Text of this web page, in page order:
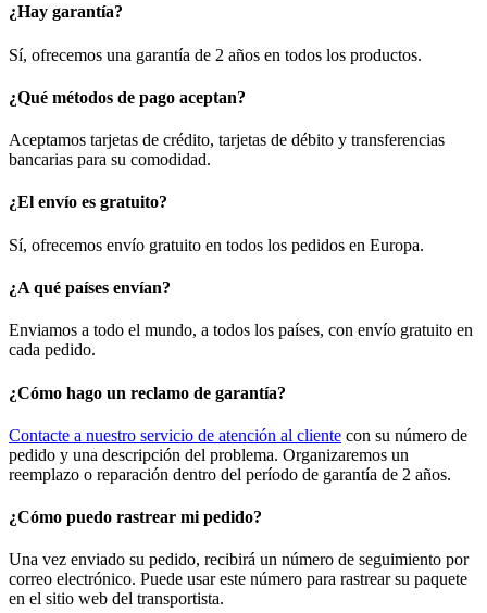
¿Hay garantía?
Sí, ofrecemos una garantía de 2 años en todos los productos.
¿Qué métodos de pago aceptan?
Aceptamos tarjetas de crédito, tarjetas de débito y transferencias
bancarias para su comodidad.
¿El envío es gratuito?
Sí, ofrecemos envío gratuito en todos los pedidos en Europa.
¿A qué países envían?
Enviamos a todo el mundo, a todos los países, con envío gratuito en
cada pedido.
¿Cómo hago un reclamo de garantía?
Contacte a nuestro servicio de atención al cliente con su número de
pedido y una descripción del problema. Organizaremos un
reemplazo o reparación dentro del período de garantía de 2 años.
¿Cómo puedo rastrear mi pedido?
Una vez enviado su pedido, recibirá un número de seguimiento por
correo electrónico. Puede usar este número para rastrear su paquete
en el sitio web del transportista.